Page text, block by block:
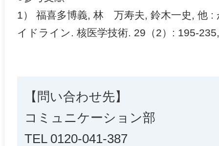
1） 福喜多博義, 林 万寿夫, 鈴木一史, 他 :
イドライン. 核医学技術. 29（2）: 195-
【問い合わせ先】
コミュニケーション部
TEL 0120-041-387